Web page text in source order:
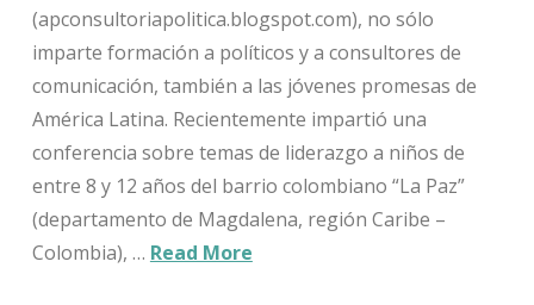
(apconsultoriapolitica.blogspot.com), no sólo
imparte formación a políticos y a consultores de
comunicación, también a las jóvenes promesas de
América Latina. Recientemente impartió una
conferencia sobre temas de liderazgo a niños de
entre 8 y 12 años del barrio colombiano “La Paz”
(departamento de Magdalena, región Caribe –
Colombia), … Read More